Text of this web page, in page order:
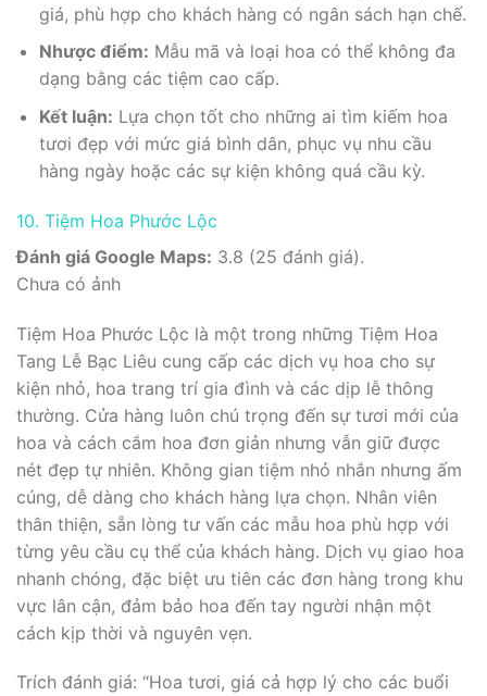
giá, phù hợp cho khách hàng có ngân sách hạn chế.
Nhược điểm: Mẫu mã và loại hoa có thể không đa
dạng bằng các tiệm cao cấp.
Kết luận: Lựa chọn tốt cho những ai tìm kiếm hoa
tươi đẹp với mức giá bình dân, phục vụ nhu cầu
hàng ngày hoặc các sự kiện không quá cầu kỳ.
10. Tiệm Hoa Phước Lộc
Đánh giá Google Maps: 3.8 (25 đánh giá).
Chưa có ảnh
Tiệm Hoa Phước Lộc là một trong những Tiệm Hoa
Tang Lễ Bạc Liêu cung cấp các dịch vụ hoa cho sự
kiện nhỏ, hoa trang trí gia đình và các dịp lễ thông
thường. Cửa hàng luôn chú trọng đến sự tươi mới của
hoa và cách cắm hoa đơn giản nhưng vẫn giữ được
nét đẹp tự nhiên. Không gian tiệm nhỏ nhắn nhưng ấm
cúng, dễ dàng cho khách hàng lựa chọn. Nhân viên
thân thiện, sẵn lòng tư vấn các mẫu hoa phù hợp với
từng yêu cầu cụ thể của khách hàng. Dịch vụ giao hoa
nhanh chóng, đặc biệt ưu tiên các đơn hàng trong khu
vực lân cận, đảm bảo hoa đến tay người nhận một
cách kịp thời và nguyên vẹn.
Trích đánh giá: “Hoa tươi, giá cả hợp lý cho các buổi